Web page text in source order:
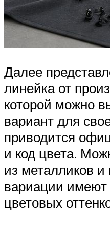
Далее
линейка от
которой можно
вариант для
приводится
и код цвета.
из металликов
вариации
цветовых